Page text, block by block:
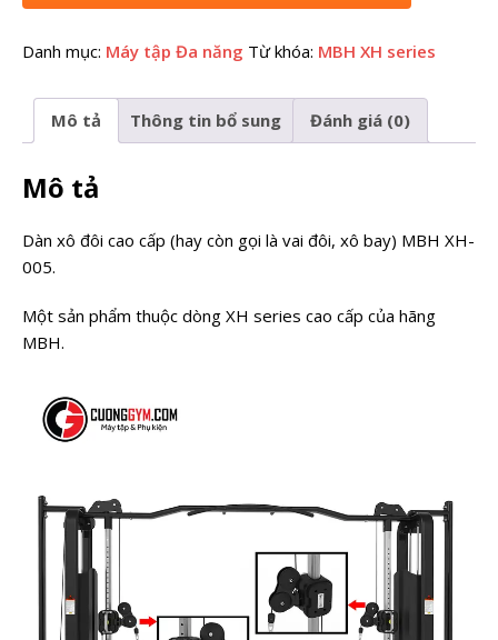
Danh mục: Máy tập Đa năng Từ khóa: MBH XH series
Mô tả Thông tin bổ sung Đánh giá (0)
Mô tả
Dàn xô đôi cao cấp (hay còn gọi là vai đôi, xô bay) MBH XH-
005.
Một sản phẩm thuộc dòng XH series cao cấp của hãng
MBH.